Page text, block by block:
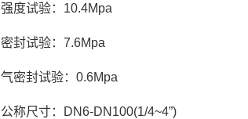
强度试验：10.4Mpa
密封试验：7.6Mpa
气密封试验：0.6Mpa
公称尺寸：DN6-DN100(1/4~4”)